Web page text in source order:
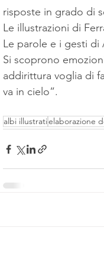
risposte in grado di
Le illustrazioni di
Le parole e i gesti di
Si scoprono
addirittura voglia di
va in cielo”.
albi illustratielaborazione